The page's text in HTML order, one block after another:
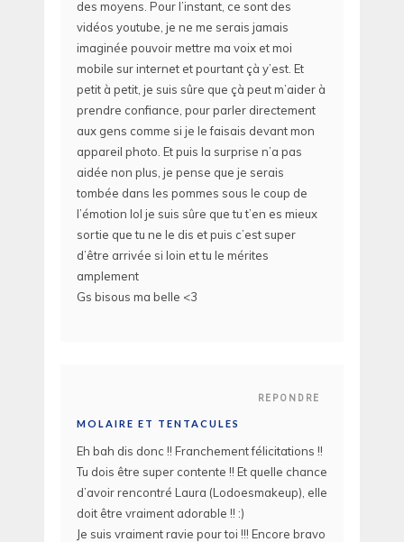
des moyens. Pour l’instant, ce sont des
vidéos youtube, je ne me serais jamais
imaginée pouvoir mettre ma voix et moi
mobile sur internet et pourtant çà y’est. Et
petit à petit, je suis sûre que çà peut m’aider à
prendre confiance, pour parler directement
aux gens comme si je le faisais devant mon
appareil photo. Et puis la surprise n’a pas
aidée non plus, je pense que je serais
tombée dans les pommes sous le coup de
l’émotion lol je suis sûre que tu t’en es mieux
sortie que tu ne le dis et puis c’est super
d’être arrivée si loin et tu le mérites
amplement
Gs bisous ma belle <3
REPONDRE
MOLAIRE ET TENTACULES
Eh bah dis donc !! Franchement félicitations !!
Tu dois être super contente !! Et quelle chance
d’avoir rencontré Laura (Lodoesmakeup), elle
doit être vraiment adorable !! :)
Je suis vraiment ravie pour toi !!! Encore bravo